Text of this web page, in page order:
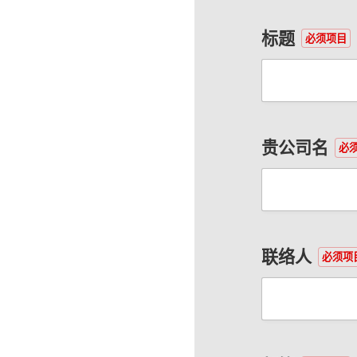
标题 必须项目
贵公司名 必
联络人 必须项